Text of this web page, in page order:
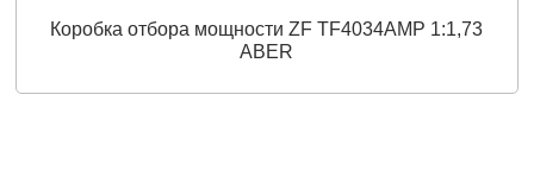
Коробка отбора мощности ZF TF4034AMP 1:1,73
ABER